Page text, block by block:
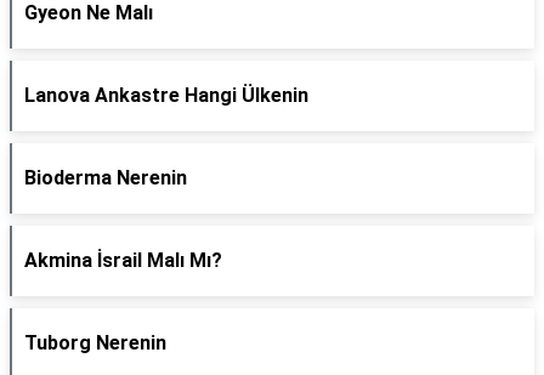
Gyeon Ne Malı
Lanova Ankastre Hangi Ülkenin
Bioderma Nerenin
Akmina İsrail Malı Mı?
Tuborg Nerenin